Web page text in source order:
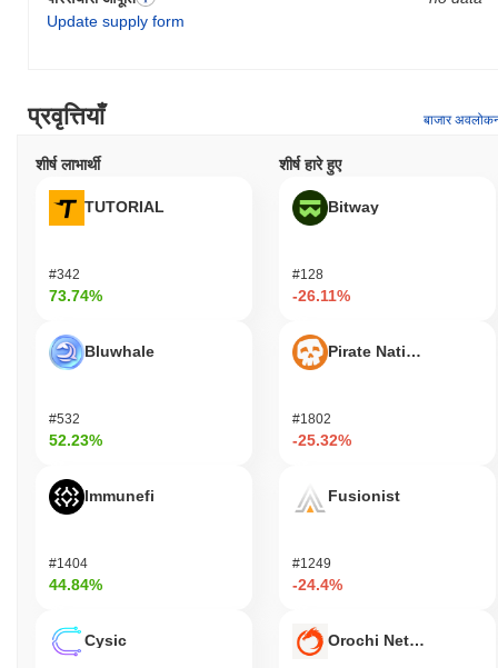
Update supply form
प्रवृत्तियाँ बाजार
शीर्ष लाभार्थी
TUTORIAL
#342
73.74%
Bluwhale
#532
52.23%
Immunefi
#1404
44.84%
Cysic
शीर्ष हारे हुए
Bitway
#128
-26.11%
Pirate Nation Token
#1802
-25.32%
Fusionist
#1249
-24.4%
Orochi Network